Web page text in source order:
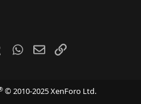
Tumblr WhatsApp
Sähköposti
Linkki
© 2010-2025 XenForo Ltd.